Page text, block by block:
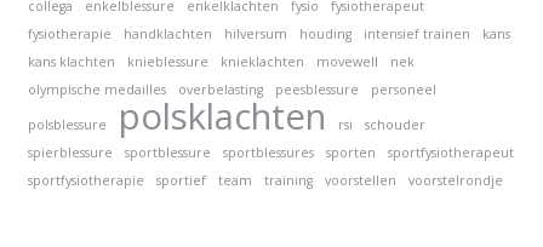
collega
enkelblessure enkelklachten fysio
fysiotherapeut
fysiotherapie
handklachten hilversum houding intensief trainen
kans
kans klachten
knieblessure knieklachten movewell
nek
olympische medailles
overbelasting peesblessure personeel
polsblessure polsklachten rsi
schouder
spierblessure
sportblessure sportblessures sporten
sportfysiotherapeut
sportfysiotherapie
sportief team training voorstellen voorstelrondje